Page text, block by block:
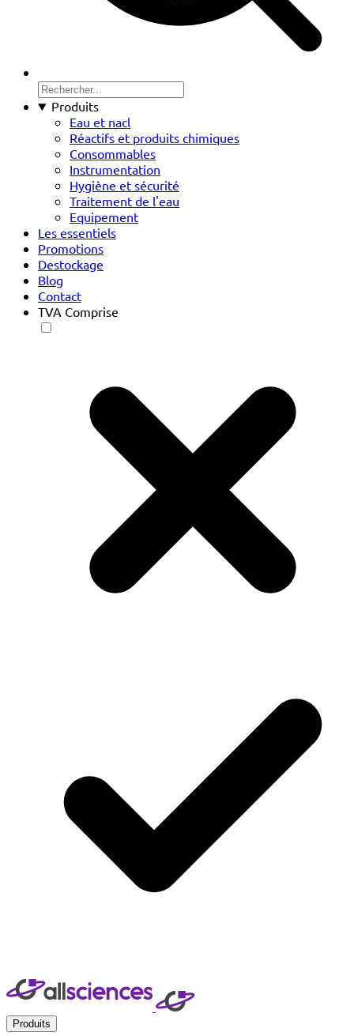
Produits
Eau et nacl
Réactifs et produits chimiques
Consommables
Instrumentation
Hygiène et sécurité
Traitement de l'eau
Equipement
Les essentiels
Promotions
Destockage
Blog
Contact
TVA Comprise
Produits